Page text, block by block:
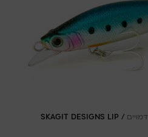
דמויים /
SKAGIT DESIGNS LIP